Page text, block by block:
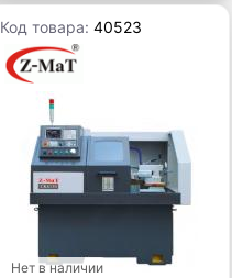
Код товара:40523
Нет в наличии